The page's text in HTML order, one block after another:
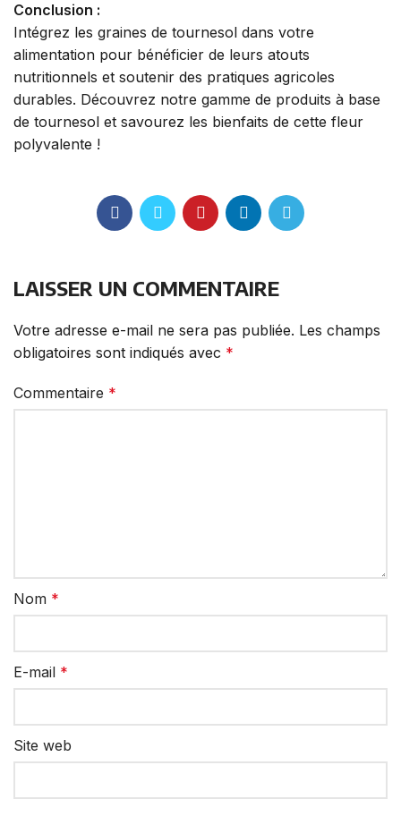
Conclusion :
Intégrez les graines de tournesol dans votre
alimentation pour bénéficier de leurs atouts
nutritionnels et soutenir des pratiques agricoles
durables. Découvrez notre gamme de produits à base
de tournesol et savourez les bienfaits de cette fleur
polyvalente !
LAISSER UN COMMENTAIRE
Votre adresse e-mail ne sera pas publiée. Les champs
obligatoires sont indiqués avec *
Commentaire *
Nom *
E-mail *
Site web